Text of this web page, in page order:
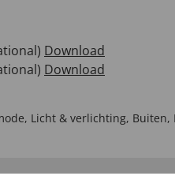
Download
Download
, Licht & verlichting, Buiten,